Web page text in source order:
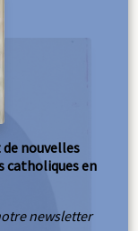
de nouvelles
catholiques en
newsletter